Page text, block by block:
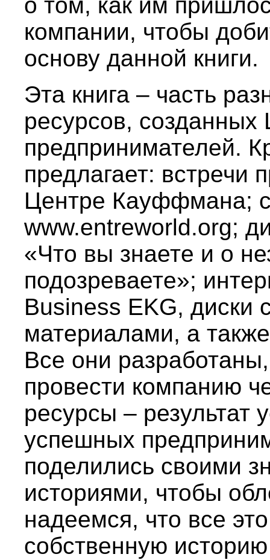
компании, чтобы
основу данной книги.
Эта книга – часть
ресурсов,
предпринимателей.
предлагает: встречи
Центре Кауффмана;
www.entreworld.org;
«Что вы знаете и о
подозреваете»;
Business EKG, диски
материалами, а
Все они
провести компанию
ресурсы – результат
успешных
поделились своими
историями, чтобы
надеемся, что все
собственную